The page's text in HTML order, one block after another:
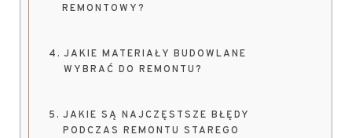
REMONTOWY?
JAKIE MATERIAŁY BUDOWLANE
WYBRAĆ DO REMONTU?
JAKIE SĄ NAJCZĘSTSZE BŁĘDY
PODCZAS REMONTU STAREGO